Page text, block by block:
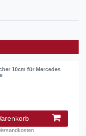
10cm für Mercedes